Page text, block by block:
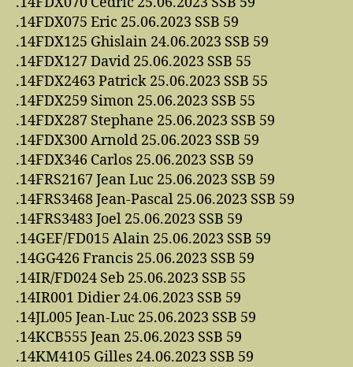
.14FDX075 Eric 25.06.2023 SSB 59
.14FDX125 Ghislain 24.06.2023 SSB 59
.14FDX127 David 25.06.2023 SSB 55
.14FDX2463 Patrick 25.06.2023 SSB 55
.14FDX259 Simon 25.06.2023 SSB 55
.14FDX287 Stephane 25.06.2023 SSB 59
.14FDX300 Arnold 25.06.2023 SSB 59
.14FDX346 Carlos 25.06.2023 SSB 59
.14FRS2167 Jean Luc 25.06.2023 SSB 59
.14FRS3468 Jean-Pascal 25.06.2023 SSB 59
.14FRS3483 Joel 25.06.2023 SSB 59
.14GEF/FD015 Alain 25.06.2023 SSB 59
.14GG426 Francis 25.06.2023 SSB 59
.14IR/FD024 Seb 25.06.2023 SSB 55
.14IR001 Didier 24.06.2023 SSB 59
.14JL005 Jean-Luc 25.06.2023 SSB 59
.14KCB555 Jean 25.06.2023 SSB 59
.14KM4105 Gilles 24.06.2023 SSB 59